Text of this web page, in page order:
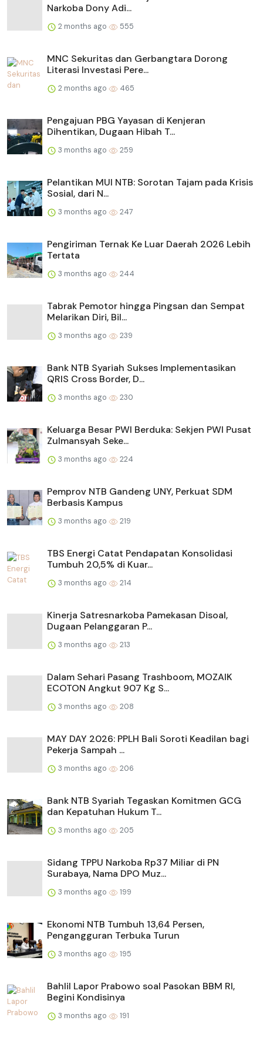
Narkoba Dony Adi...
2 months ago 555
MNC Sekuritas dan Gerbangtara Dorong
Literasi Investasi Pere...
2 months ago 465
Pengajuan PBG Yayasan di Kenjeran
Dihentikan, Dugaan Hibah T...
3 months ago 259
Pelantikan MUI NTB: Sorotan Tajam pada Krisis
Sosial, dari N...
3 months ago 247
Pengiriman Ternak Ke Luar Daerah 2026 Lebih
Tertata
3 months ago 244
Tabrak Pemotor hingga Pingsan dan Sempat
Melarikan Diri, Bil...
3 months ago 239
Bank NTB Syariah Sukses Implementasikan
QRIS Cross Border, D...
3 months ago 230
Keluarga Besar PWI Berduka: Sekjen PWI Pusat
Zulmansyah Seke...
3 months ago 224
Pemprov NTB Gandeng UNY, Perkuat SDM
Berbasis Kampus
3 months ago 219
TBS Energi Catat Pendapatan Konsolidasi
Tumbuh 20,5% di Kuar...
3 months ago 214
Kinerja Satresnarkoba Pamekasan Disoal,
Dugaan Pelanggaran P...
3 months ago 213
Dalam Sehari Pasang Trashboom, MOZAIK
ECOTON Angkut 907 Kg S...
3 months ago 208
MAY DAY 2026: PPLH Bali Soroti Keadilan bagi
Pekerja Sampah ...
3 months ago 206
Bank NTB Syariah Tegaskan Komitmen GCG
dan Kepatuhan Hukum T...
3 months ago 205
Sidang TPPU Narkoba Rp37 Miliar di PN
Surabaya, Nama DPO Muz...
3 months ago 199
Ekonomi NTB Tumbuh 13,64 Persen,
Pengangguran Terbuka Turun
3 months ago 195
Bahlil Lapor Prabowo soal Pasokan BBM RI,
Begini Kondisinya
3 months ago 191